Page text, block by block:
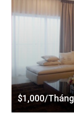
$1,000/Tháng